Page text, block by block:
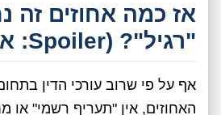
אז כמה אחוזים זה
"רגיל"? (Spoiler: אין דבר כזה)
אף על פי שרוב עורכי הדין
האחוזים, אין "תעריף רשמי" או